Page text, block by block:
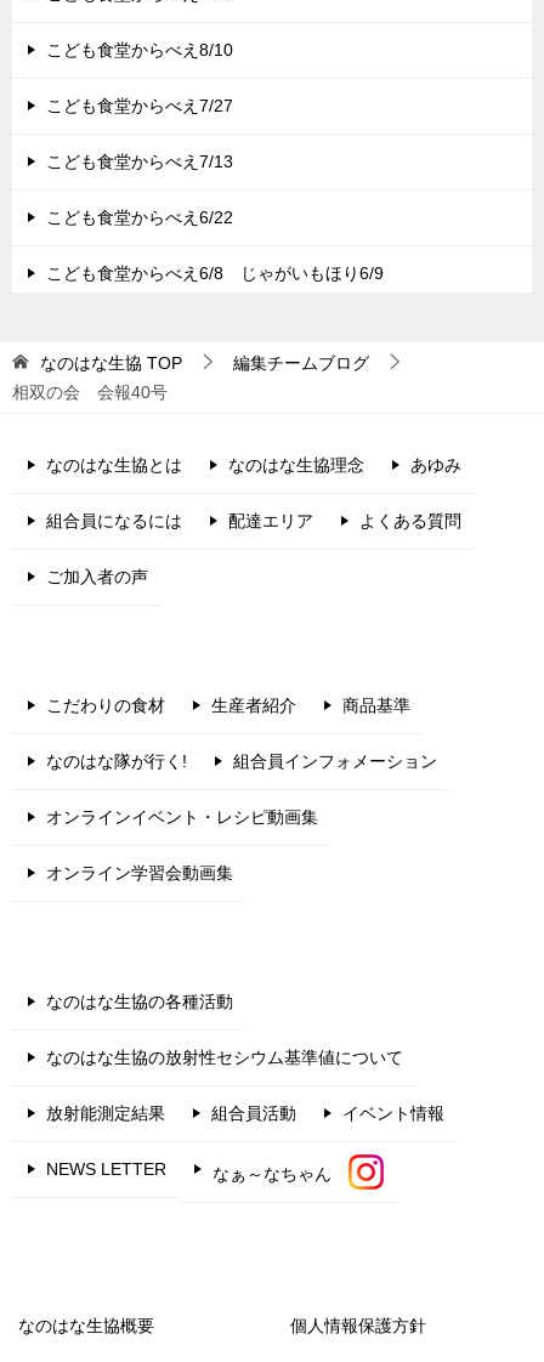
こども食堂からべえ8/10
こども食堂からべえ7/27
こども食堂からべえ7/13
こども食堂からべえ6/22
こども食堂からべえ6/8 じゃがいもほり6/9
なのはな生協 TOP
編集チームブログ
相双の会 会報40号
なのはな生協とは なのはな生協理念 あゆみ
組合員になるには 配達エリア よくある質問
ご加入者の声
こだわりの食材 生産者紹介 商品基準
なのはな隊が行く! 組合員インフォメーション
オンラインイベント・レシピ動画集
オンライン学習会動画集
なのはな生協の各種活動
なのはな生協の放射性セシウム基準値について
放射能測定結果 組合員活動 イベント情報
NEWS LETTER なぁ～なちゃん
なのはな生協概要 個人情報保護方針